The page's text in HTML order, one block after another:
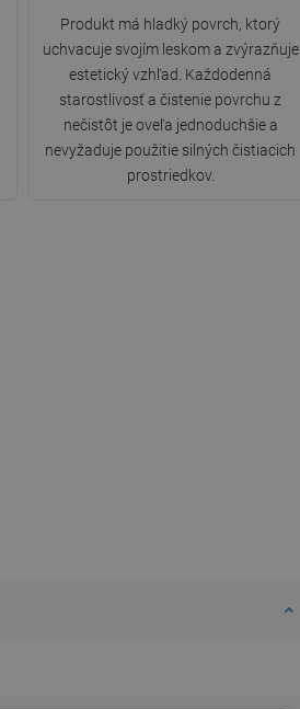
Produkt má hladký povrch, ktorý
uchvacuje svojím leskom a zvýrazňuje
estetický vzhľad. Každodenná
starostlivosť a čistenie povrchu z
nečistôt je oveľa jednoduchšie a
nevyžaduje použitie silných čistiacich
prostriedkov.